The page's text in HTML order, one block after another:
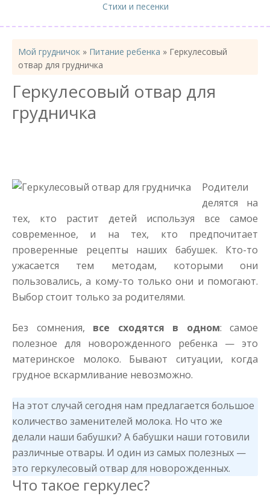
Стихи и песенки
Мой грудничок » Питание ребенка » Геркулесовый
отвар для грудничка
Геркулесовый отвар для
грудничка
Родители
делятся на
тех, кто растит детей используя все самое
современное, и на тех, кто предпочитает
проверенные рецепты наших бабушек. Кто-то
ужасается тем методам, которыми они
пользовались, а кому-то только они и помогают.
Выбор стоит только за родителями.
Без сомнения, все сходятся в одном: самое
полезное для новорожденного ребенка — это
материнское молоко. Бывают ситуации, когда
грудное вскармливание невозможно.
На этот случай сегодня нам предлагается большое
количество заменителей молока. Но что же
делали наши бабушки? А бабушки наши готовили
различные отвары. И один из самых полезных —
это геркулесовый отвар для новорожденных.
Что такое геркулес?